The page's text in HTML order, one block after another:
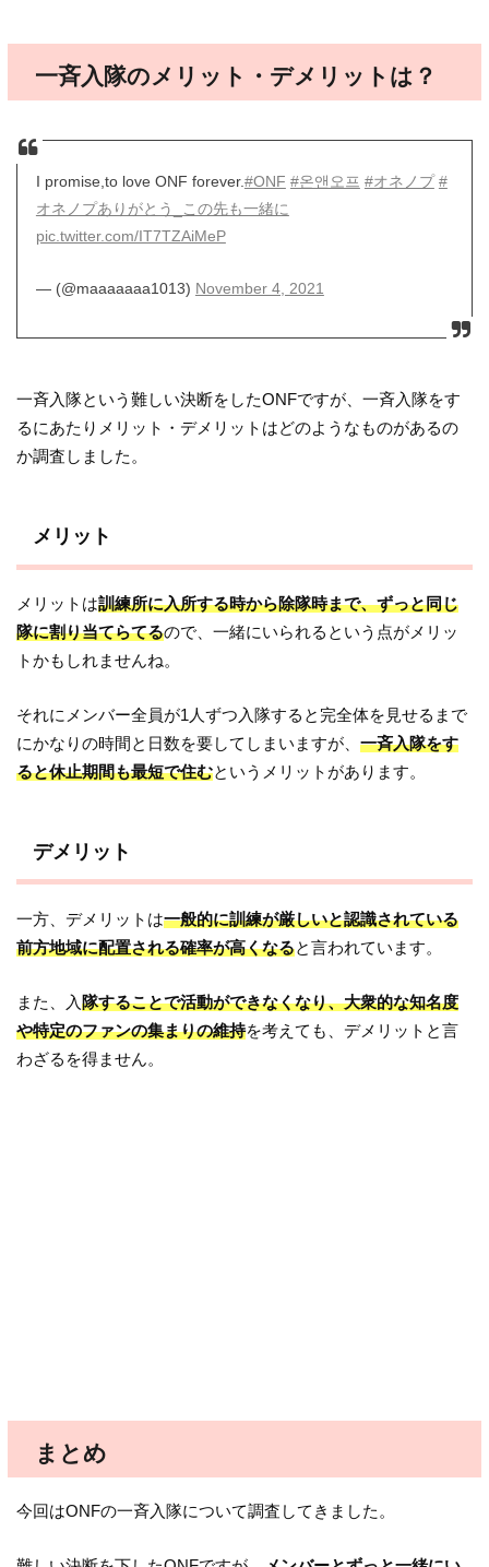
一斉入隊のメリット・デメリットは？
I promise,to love ONF forever.#ONF #온앤오프 #オネノプ #
オネノプありがとう_この先も一緒に
pic.twitter.com/IT7TZAiMeP
— (@maaaaaaa1013) November 4, 2021
一斉入隊という難しい決断をしたONFですが、一斉入隊をす
るにあたりメリット・デメリットはどのようなものがあるの
か調査しました。
メリット
メリットは訓練所に入所する時から除隊時まで、ずっと同じ
隊に割り当てらてるので、一緒にいられるという点がメリッ
トかもしれませんね。
それにメンバー全員が1人ずつ入隊すると完全体を見せるまで
にかなりの時間と日数を要してしまいますが、一斉入隊をす
ると休止期間も最短で住むというメリットがあります。
デメリット
一方、デメリットは一般的に訓練が厳しいと認識されている
前方地域に配置される確率が高くなると言われています。
また、入隊することで活動ができなくなり、大衆的な知名度
や特定のファンの集まりの維持を考えても、デメリットと言
わざるを得ません。
まとめ
今回はONFの一斉入隊について調査してきました。